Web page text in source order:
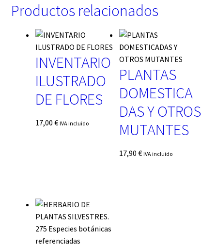
Productos relacionados
INVENTARIO
ILUSTRADO
DE FLORES
17,00 € IVA incluido
PLANTAS
DOMESTICA
DAS Y OTROS
MUTANTES
17,90€ IVA incluido